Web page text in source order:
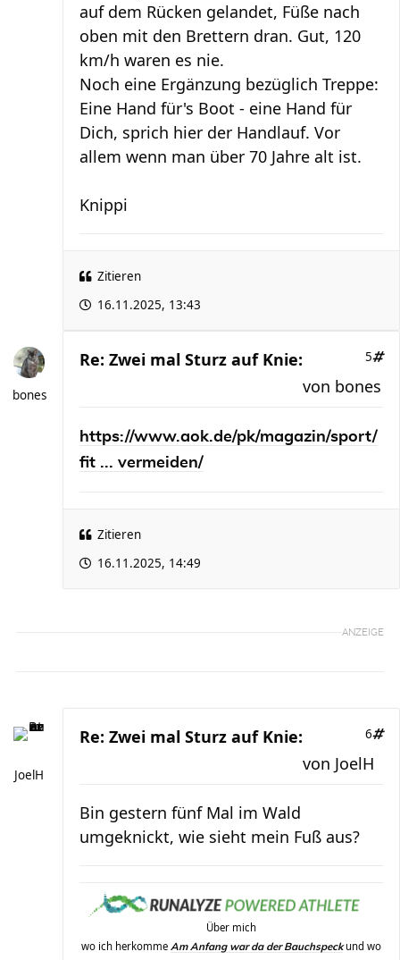
auf dem Rücken gelandet, Füße nach
oben mit den Brettern dran. Gut, 120
km/h waren es nie.
Noch eine Ergänzung bezüglich Treppe:
Eine Hand für's Boot - eine Hand für
Dich, sprich hier der Handlauf. Vor
allem wenn man über 70 Jahre alt ist.
Knippi
Zitieren
16.11.2025, 13:43
bones
Re: Zwei mal Sturz auf Knie: 5
von bones
https://www.aok.de/pk/magazin/sport/
fit ... vermeiden/
Zitieren
16.11.2025, 14:49
ANZEIGE
JoelH
Re: Zwei mal Sturz auf Knie: 6
von JoelH
Bin gestern fünf Mal im Wald
umgeknickt, wie sieht mein Fuß aus?
Über mich
wo ich herkomme Am Anfang war da der Bauchspeckund wo